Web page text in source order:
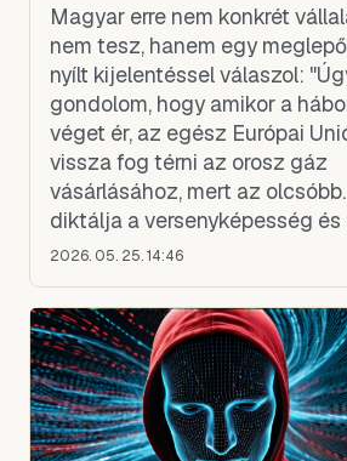
Magyar erre nem konkrét
nem tesz, hanem egy
nyílt kijelentéssel válaszol:
gondolom, hogy amikor a
véget ér, az egész Európai
vissza fog térni az orosz gáz
vásárlásához, mert az
diktálja a versenyképesség és
földrajz. Egyszerűen így van. De
hogy ez bírálatokat vált ki, de
hozzáteszi: "Megértem ezt a
kritikát. És bár nem tetszik,
elfogadom."
2026. 05. 25. 14:46